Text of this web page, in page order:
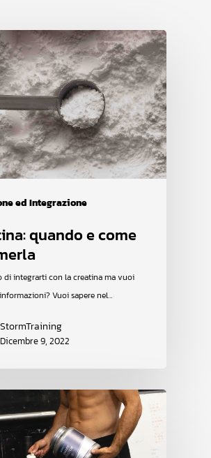
ed Integrazione
quando e come
di integrarti con la creatina ma vuoi
Vuoi sapere nel…
StormTraining
Dicembre 9, 2022